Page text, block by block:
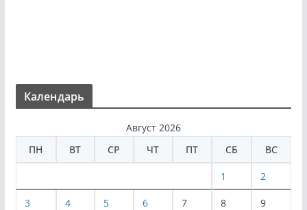
Календарь
Август 2026
ПН
ВТ СР ЧТ ПТ СБ ВС
1 2
3 4 5 6 7 8 9